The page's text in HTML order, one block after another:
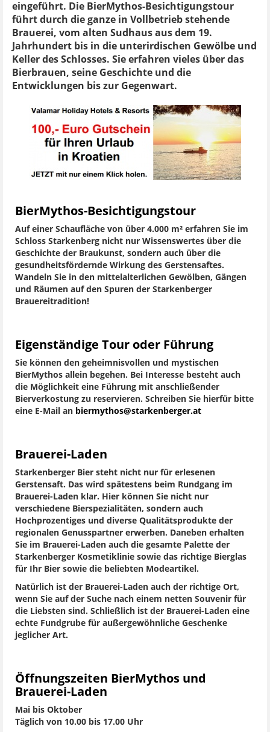
eingeführt. Die BierMythos-Besichtigungstour
führt durch die ganze in Vollbetrieb stehende
Brauerei, vom alten Sudhaus aus dem 19.
Jahrhundert bis in die unterirdischen Gewölbe und
Keller des Schlosses. Sie erfahren vieles über das
Bierbrauen, seine Geschichte und die
Entwicklungen bis zur Gegenwart.
BierMythos-Besichtigungstour
Auf einer Schaufläche von über 4.000 m² erfahren Sie im
Schloss Starkenberg nicht nur Wissenswertes über die
Geschichte der Braukunst, sondern auch über die
gesundheitsfördernde Wirkung des Gerstensaftes.
Wandeln Sie in den mittelalterlichen Gewölben, Gängen
und Räumen auf den Spuren der Starkenberger
Brauereitradition!
Eigenständige Tour oder Führung
Sie können den geheimnisvollen und mystischen
BierMythos allein begehen. Bei Interesse besteht auch
die Möglichkeit eine Führung mit anschließender
Bierverkostung zu reservieren. Schreiben Sie hierfür bitte
eine E-Mail an biermythos@starkenberger.at
Brauerei-Laden
Starkenberger Bier steht nicht nur für erlesenen
Gerstensaft. Das wird spätestens beim Rundgang im
Brauerei-Laden klar. Hier können Sie nicht nur
verschiedene Bierspezialitäten, sondern auch
Hochprozentiges und diverse Qualitätsprodukte der
regionalen Genusspartner erwerben. Daneben erhalten
Sie im Brauerei-Laden auch die gesamte Palette der
Starkenberger Kosmetiklinie sowie das richtige Bierglas
für Ihr Bier sowie die beliebten Modeartikel.
Natürlich ist der Brauerei-Laden auch der richtige Ort,
wenn Sie auf der Suche nach einem netten Souvenir für
die Liebsten sind. Schließlich ist der Brauerei-Laden eine
echte Fundgrube für außergewöhnliche Geschenke
jeglicher Art.
Öffnungszeiten BierMythos und
Brauerei-Laden
Mai bis Oktober
Täglich von 10.00 bis 17.00 Uhr